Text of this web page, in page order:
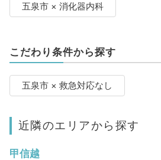
五泉市 × 消化器内科
こだわり条件から探す
五泉市 × 救急対応なし
近隣のエリアから探す
甲信越